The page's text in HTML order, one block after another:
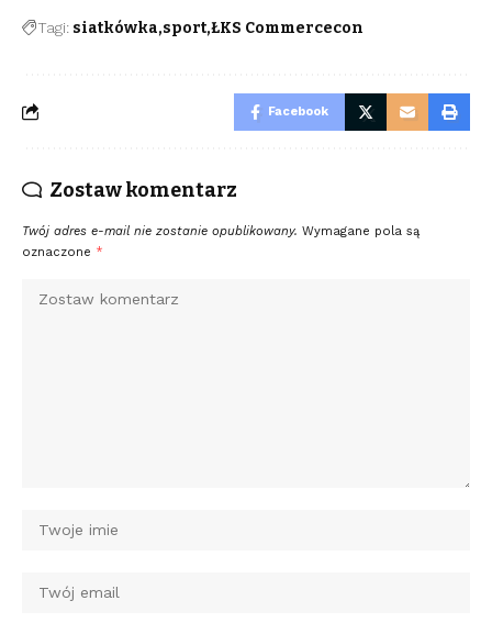
Tagi: siatkówka sport ŁKS Commercecon
Facebook
Zostaw komentarz
Twój adres e-mail nie zostanie opublikowany. Wymagane pola są
oznaczone *